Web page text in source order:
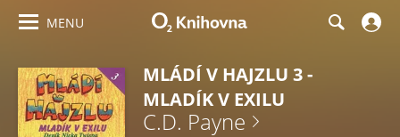
MENU
MLÁDÍ V HAJZLU 3 -
MLADÍK V EXILU
C.D. Payne